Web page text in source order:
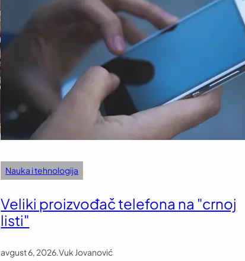
Nauka i tehnologija
Veliki proizvođač telefona na "crnoj
listi"
avgust 6, 2026.Vuk Jovanović